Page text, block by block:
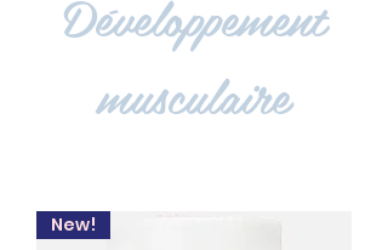
Développement
musculaire
New!